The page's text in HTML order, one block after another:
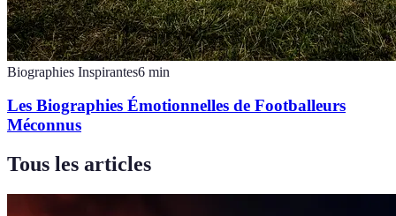
Biographies Inspirantes6 min
Les Biographies Émotionnelles de Footballeurs
Méconnus
Tous les articles